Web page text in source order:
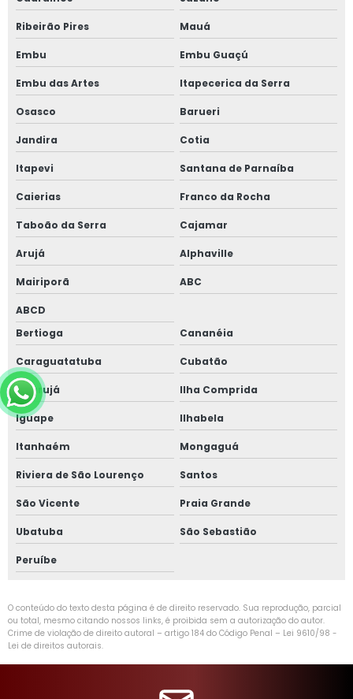
Ribeirão Pires Mauá
Embu Embu Guaçú
Embu das Artes Itapecerica da Serra
Osasco Barueri
Jandira Cotia
Itapevi Santana de Parnaíba
Caierias Franco da Rocha
Taboão da Serra Cajamar
Arujá Alphaville
Mairiporã ABC
ABCD
Bertioga
Cananéia
Caraguatatuba Cubatão
Guarujá Ilha Comprida
Iguape Ilhabela
Itanhaém Mongaguá
Riviera de São Lourenço Santos
São Vicente Praia Grande
Ubatuba São Sebastião
Peruíbe
O conteúdo do texto desta página é de direito reservado. Sua reprodução, parcial
ou total, mesmo citando nossos links, é proibida sem a autorização do autor.
Crime de violação de direito autoral – artigo 184 do Código Penal – Lei 9610/98 -
Lei de direitos autorais.